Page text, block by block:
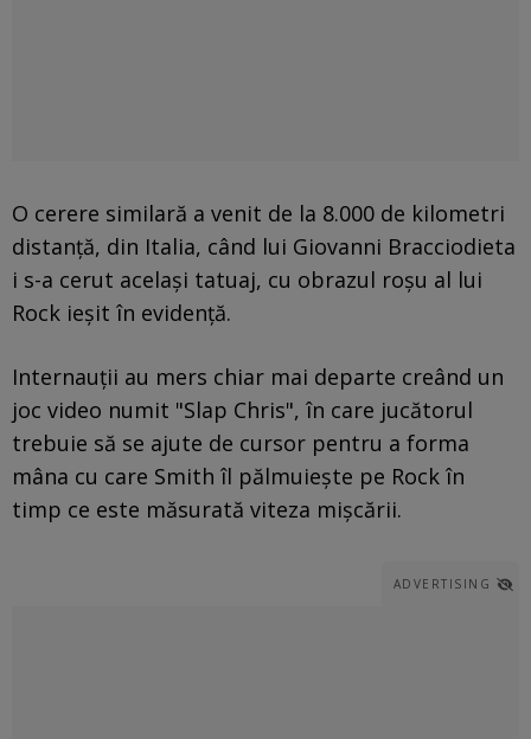
O cerere similară a venit de la 8.000 de kilometri
distanţă, din Italia, când lui Giovanni Bracciodieta
i s-a cerut acelaşi tatuaj, cu obrazul roşu al lui
Rock ieşit în evidenţă.
Internauţii au mers chiar mai departe creând un
joc video numit "Slap Chris", în care jucătorul
trebuie să se ajute de cursor pentru a forma
mâna cu care Smith îl pălmuieşte pe Rock în
timp ce este măsurată viteza mişcării.
ADVERTISING